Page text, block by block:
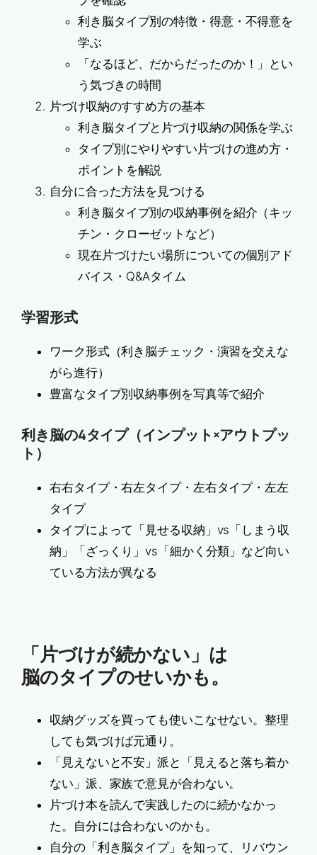
利き脳タイプ別の特徴・得意・不得意を
学ぶ
「なるほど、だからだったのか！」とい
う気づきの時間
片づけ収納のすすめ方の基本
利き脳タイプと片づけ収納の関係を学ぶ
タイプ別にやりやすい片づけの進め方・
ポイントを解説
自分に合った方法を見つける
利き脳タイプ別の収納事例を紹介（キッ
チン・クローゼットなど）
現在片づけたい場所についての個別アド
バイス・Q&Aタイム
学習形式
ワーク形式（利き脳チェック・演習を交えな
がら進行）
豊富なタイプ別収納事例を写真等で紹介
利き脳の4タイプ（インプット×アウトプッ
ト）
右右タイプ・右左タイプ・左右タイプ・左左
タイプ
タイプによって「見せる収納」vs「しまう収
納」「ざっくり」vs「細かく分類」など向い
ている方法が異なる
「片づけが続かない」は
脳のタイプのせいかも。
収納グッズを買っても使いこなせない。整理
しても気づけば元通り。
「見えないと不安」派と「見えると落ち着か
ない」派、家族で意見が合わない。
片づけ本を読んで実践したのに続かなかっ
た。自分には合わないのかも。
自分の「利き脳タイプ」を知って、リバウン